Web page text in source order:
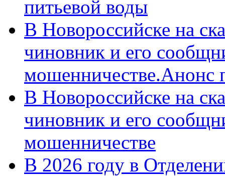
питьевой воды
В Новороссийске на
чиновник и его
мошенничестве.Анонс
В Новороссийске на
чиновник и его
мошенничестве
В 2026 году в